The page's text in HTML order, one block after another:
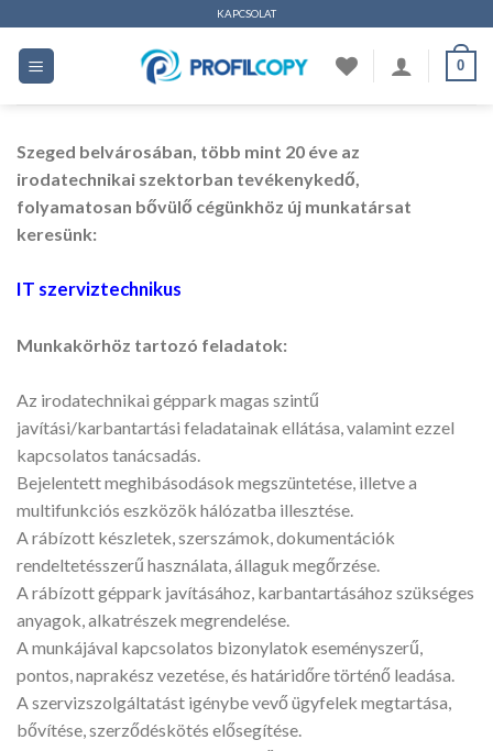
tartalomhoz
KAPCSOLAT
0
Szeged belvárosában, több mint 20 éve az
irodatechnikai szektorban tevékenykedő,
folyamatosan bővülő cégünkhöz új munkatársat
keresünk:
IT szerviztechnikus
Munkakörhöz tartozó feladatok:
Az irodatechnikai géppark magas szintű
javítási/karbantartási feladatainak ellátása, valamint ezzel
kapcsolatos tanácsadás.
Bejelentett meghibásodások megszüntetése, illetve a
multifunkciós eszközök hálózatba illesztése.
A rábízott készletek, szerszámok, dokumentációk
rendeltetésszerű használata, állaguk megőrzése.
A rábízott géppark javításához, karbantartásához szükséges
anyagok, alkatrészek megrendelése.
A munkájával kapcsolatos bizonylatok eseményszerű,
pontos, naprakész vezetése, és határidőre történő leadása.
A szervizszolgáltatást igénybe vevő ügyfelek megtartása,
bővítése, szerződéskötés elősegítése.